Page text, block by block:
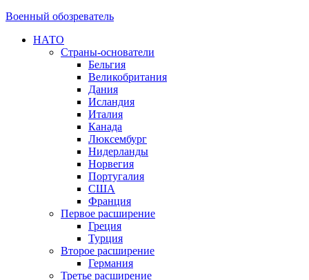
Военный обозреватель
НАТО
Страны-основатели
Бельгия
Великобритания
Дания
Исландия
Италия
Канада
Люксембург
Нидерланды
Норвегия
Португалия
США
Франция
Первое расширение
Греция
Турция
Второе расширение
Германия
Третье расширение